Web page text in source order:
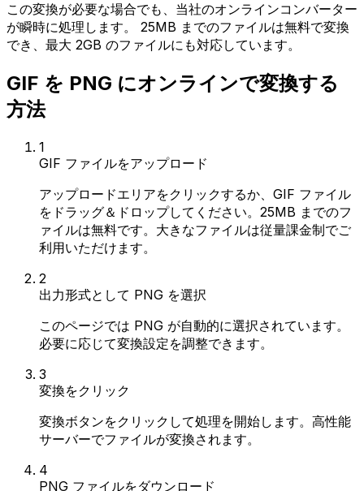
この変換が必要な場合でも、当社のオンラインコンバーター
が瞬時に処理します。 25MB までのファイルは無料で変換
でき、最大 2GB のファイルにも対応しています。
GIF を PNG にオンラインで変換する
方法
1
GIF ファイルをアップロード
アップロードエリアをクリックするか、GIF ファイル
をドラッグ＆ドロップしてください。25MB までのフ
ァイルは無料です。大きなファイルは従量課金制でご
利用いただけます。
2
出力形式として PNG を選択
このページでは PNG が自動的に選択されています。
必要に応じて変換設定を調整できます。
3
変換をクリック
変換ボタンをクリックして処理を開始します。高性能
サーバーでファイルが変換されます。
4
PNG ファイルをダウンロード